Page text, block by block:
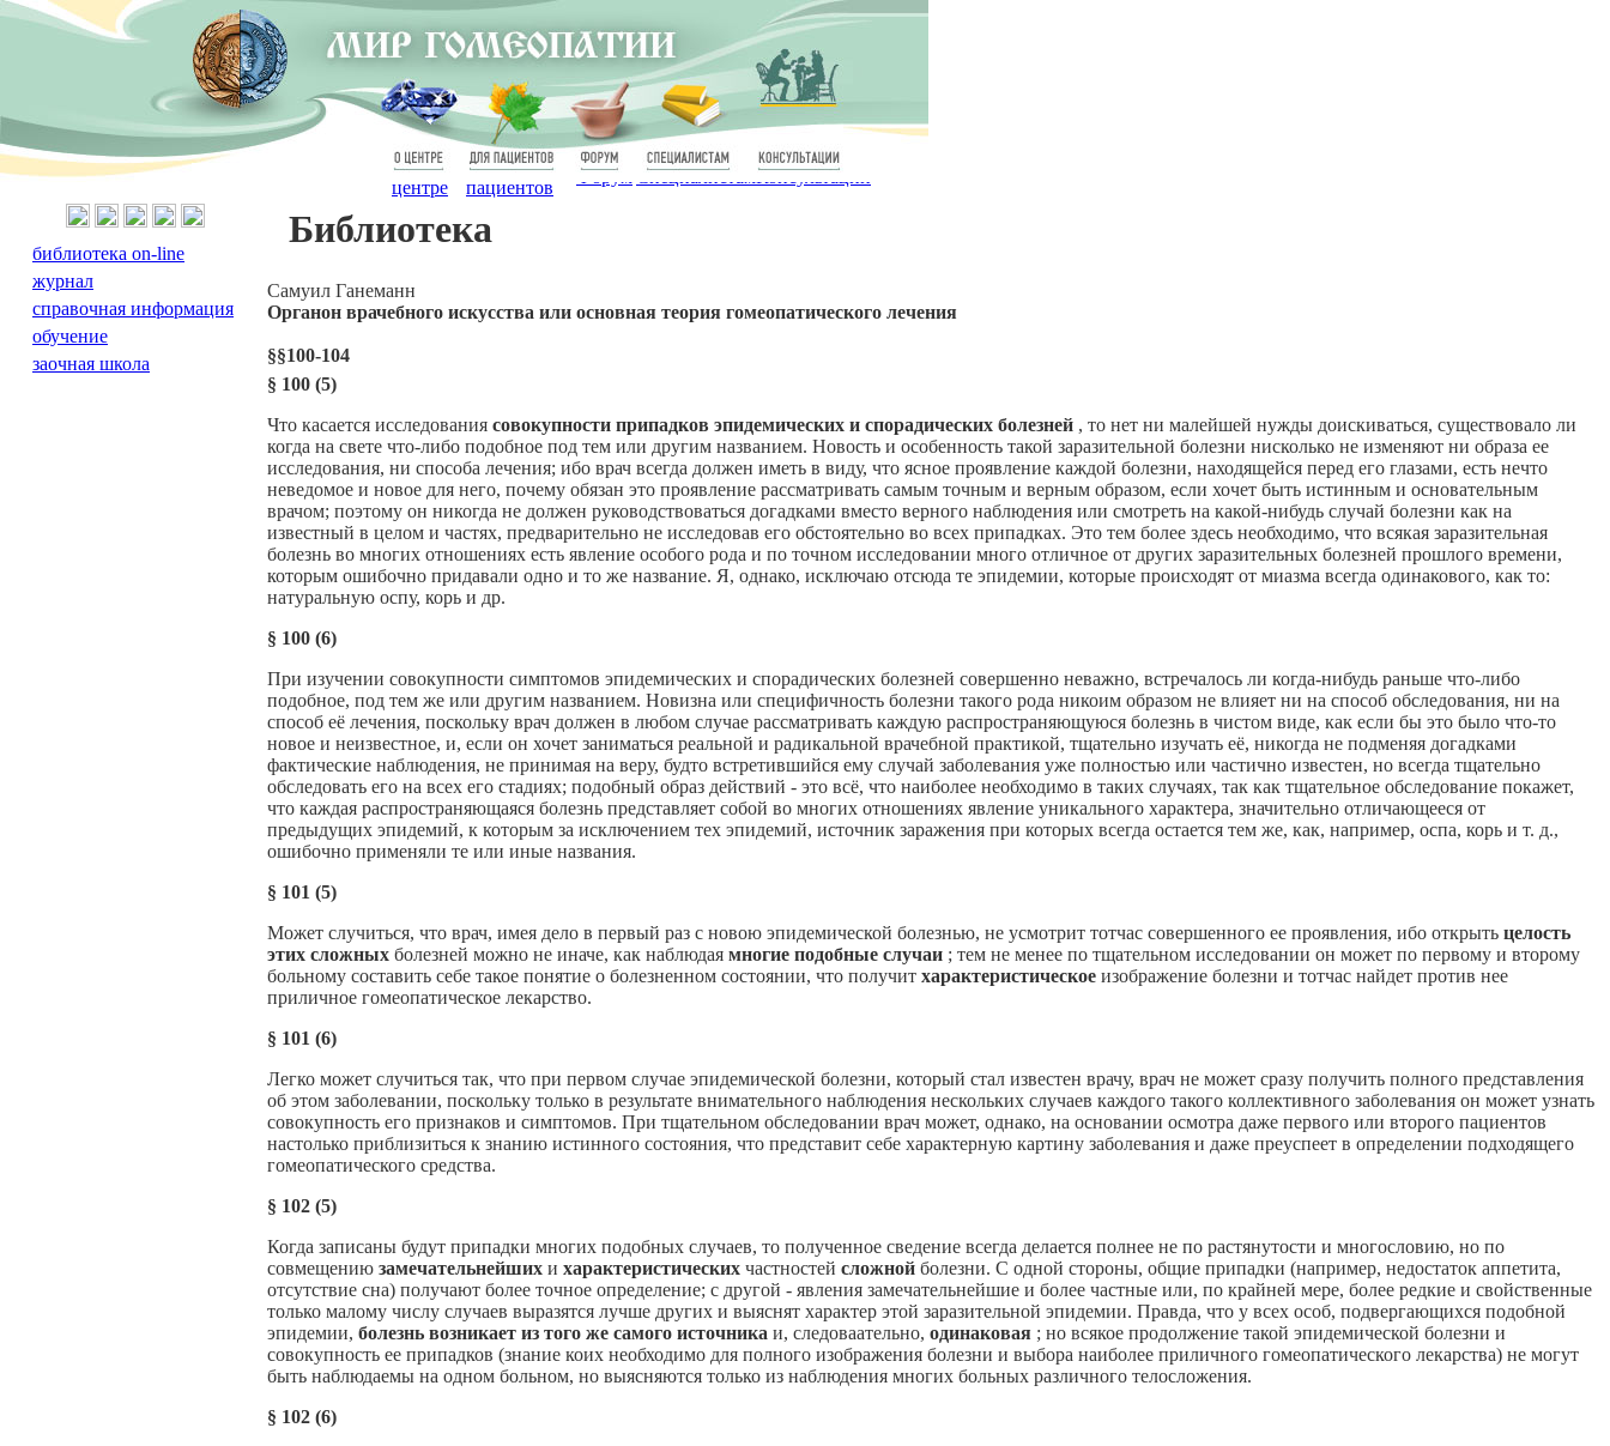
О
центре
Для
пациентов
Форум Специалистам Консультации
Библиотека
Cамуил Ганеманн
Органон врачебного искусства или oсновная теория гомеопатического лечения
§§100-104
§ 100 (5)
Что касается исследования совокупности припадков эпидемических и спорадических болезней , то нет ни малейшей нужды доискиваться, существовало ли
когда на свете что-либо подобное под тем или другим названием. Новость и особенность такой заразительной болезни нисколько не изменяют ни образа ее
исследования, ни способа лечения; ибо врач всегда должен иметь в виду, что ясное проявление каждой болезни, находящейся перед его глазами, есть нечто
неведомое и новое для него, почему обязан это проявление рассматривать самым точным и верным образом, если хочет быть истинным и основательным
врачом; поэтому он никогда не должен руководствоваться догадками вместо верного наблюдения или смотреть на какой-нибудь случай болезни как на
известный в целом и частях, предварительно не исследовав его обстоятельно во всех припадках. Это тем более здесь необходимо, что всякая заразительная
болезнь во многих отношениях есть явление особого рода и по точном исследовании много отличное от других заразительных болезней прошлого времени,
которым ошибочно придавали одно и то же название. Я, однако, исключаю отсюда те эпидемии, которые происходят от миазма всегда одинакового, как то:
натуральную оспу, корь и др.
§ 100 (6)
При изучении совокупности симптомов эпидемических и спорадических болезней совершенно неважно, встречалось ли когда-нибудь раньше что-либо
подобное, под тем же или другим названием. Новизна или специфичность болезни такого рода никоим образом не влияет ни на способ обследования, ни на
способ её лечения, поскольку врач должен в любом случае рассматривать каждую распространяющуюся болезнь в чистом виде, как если бы это было что-то
новое и неизвестное, и, если он хочет заниматься реальной и радикальной врачебной практикой, тщательно изучать её, никогда не подменяя догадками
фактические наблюдения, не принимая на веру, будто встретившийся ему случай заболевания уже полностью или частично известен, но всегда тщательно
обследовать его на всех его стадиях; подобный образ действий - это всё, что наиболее необходимо в таких случаях, так как тщательное обследование покажет,
что каждая распространяющаяся болезнь представляет собой во многих отношениях явление уникального характера, значительно отличающееся от
предыдущих эпидемий, к которым за исключением тех эпидемий, источник заражения при которых всегда остается тем же, как, например, оспа, корь и т. д.,
ошибочно применяли те или иные названия.
§ 101 (5)
Может случиться, что врач, имея дело в первый раз с новою эпидемической болезнью, не усмотрит тотчас совершенного ее проявления, ибо открыть целость
этих сложных болезней можно не иначе, как наблюдая многие подобные случаи ; тем не менее по тщательном исследовании он может по первому и второму
больному составить себе такое понятие о болезненном состоянии, что получит характеристическое изображение болезни и тотчас найдет против нее
приличное гомеопатическое лекарство.
§ 101 (6)
Легко может случиться так, что при первом случае эпидемической болезни, который стал известен врачу, врач не может сразу получить полного представления
об этом заболевании, поскольку только в результате внимательного наблюдения нескольких случаев каждого такого коллективного заболевания он может узнать
совокупность его признаков и симптомов. При тщательном обследовании врач может, однако, на основании осмотра даже первого или второго пациентов
настолько приблизиться к знанию истинного состояния, что представит себе характерную картину заболевания и даже преуспеет в определении подходящего
гомеопатического средства.
§ 102 (5)
Когда записаны будут припадки многих подобных случаев, то полученное сведение всегда делается полнее не по растянутости и многословию, но по
совмещению замечательнейших и характеристических частностей сложной болезни. С одной стороны, общие припадки (например, недостаток аппетита,
отсутствие сна) получают более точное определение; с другой - явления замечательнейшие и более частные или, по крайней мере, более редкие и свойственные
только малому числу случаев выразятся лучше других и выяснят характер этой заразительной эпидемии. Правда, что у всех особ, подвергающихся подобной
эпидемии, болезнь возникает из того же самого источника и, следоваательно, одинаковая ; но всякое продолжение такой эпидемической болезни и
совокупность ее припадков (знание коих необходимо для полного изображения болезни и выбора наиболее приличного гомеопатического лекарства) не могут
быть наблюдаемы на одном больном, но выясняются только из наблюдения многих больных различного телосложения.
§ 102 (6)
библиотека on-line
журнал
справочная информация
обучение
заочная школа